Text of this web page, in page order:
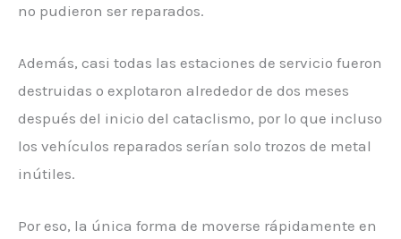
no pudieron ser reparados.
Además, casi todas las estaciones de servicio fueron
destruidas o explotaron alrededor de dos meses
después del inicio del cataclismo, por lo que incluso
los vehículos reparados serían solo trozos de metal
inútiles.
Por eso, la única forma de moverse rápidamente en